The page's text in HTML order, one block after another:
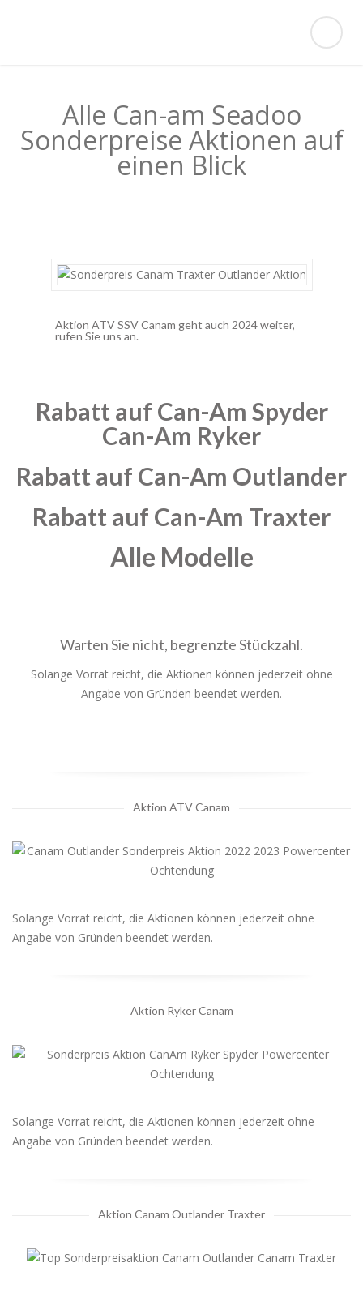
Alle Can-am Seadoo
Sonderpreise Aktionen auf
einen Blick
Aktion ATV SSV Canam geht auch 2024 weiter,
rufen Sie uns an.
Rabatt auf Can-Am Spyder
Can-Am Ryker
Rabatt auf Can-Am Outlander
Rabatt auf Can-Am Traxter
Alle Modelle
Warten Sie nicht, begrenzte Stückzahl.
Solange Vorrat reicht, die Aktionen können jederzeit ohne
Angabe von Gründen beendet werden.
Aktion ATV Canam
Solange Vorrat reicht, die Aktionen können jederzeit ohne
Angabe von Gründen beendet werden.
Aktion Ryker Canam
Solange Vorrat reicht, die Aktionen können jederzeit ohne
Angabe von Gründen beendet werden.
Aktion Canam Outlander Traxter